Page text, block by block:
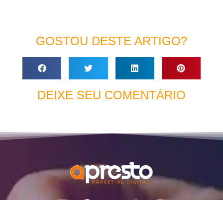
GOSTOU DESTE ARTIGO?
DEIXE SEU COMENTÁRIO